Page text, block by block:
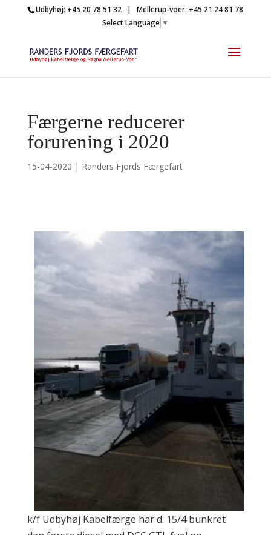
Udbyhøj: +45 20 78 51 32 | Mellerup-voer: +45 21 24 81 78
Select Language ▼
Færgerne reducerer
forurening i 2020
15-04-2020 | Randers Fjords Færgefart
k/f Udbyhøj Kabelfærge har d. 15/4 bunkret